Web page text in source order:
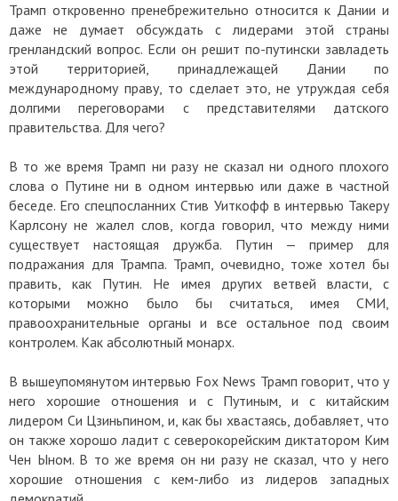
Трамп откровенно пренебрежительно относится к Дании и
даже не думает обсуждать с лидерами этой страны
гренландский вопрос. Если он решит по-путински завладеть
этой территорией, принадлежащей Дании по
международному праву, то сделает это, не утруждая себя
долгими переговорами с представителями датского
правительства. Для чего?
В то же время Трамп ни разу не сказал ни одного плохого
слова о Путине ни в одном интервью или даже в частной
беседе. Его спецпосланних Стив Уиткофф в интервью Такеру
Карлсону не жалел слов, когда говорил, что между ними
существует настоящая дружба. Путин — пример для
подражания для Трампа. Трамп, очевидно, тоже хотел бы
править, как Путин. Не имея других ветвей власти, с
которыми можно было бы считаться, имея СМИ,
правоохранительные органы и все остальное под своим
контролем. Как абсолютный монарх.
В вышеупомянутом интервью Fox News Трамп говорит, что у
него хорошие отношения и с Путиным, и с китайским
лидером Си Цзиньпином, и, как бы хвастаясь, добавляет, что
он также хорошо ладит с северокорейским диктатором Ким
Чен Ыном. В то же время он ни разу не сказал, что у него
хорошие отношения с кем-либо из лидеров западных